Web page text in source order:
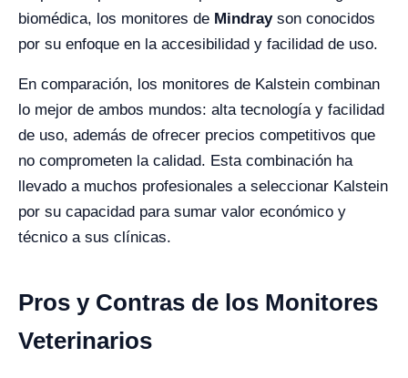
biomédica, los monitores de Mindrayson conocidos
por su enfoque en la accesibilidad y facilidad de uso.
En comparación, los monitores de Kalstein combinan
lo mejor de ambos mundos: alta tecnología y facilidad
de uso, además de ofrecer precios competitivos que
no comprometen la calidad. Esta combinación ha
llevado a muchos profesionales a seleccionar Kalstein
por su capacidad para sumar valor económico y
técnico a sus clínicas.
Pros y Contras de los Monitores
Veterinarios